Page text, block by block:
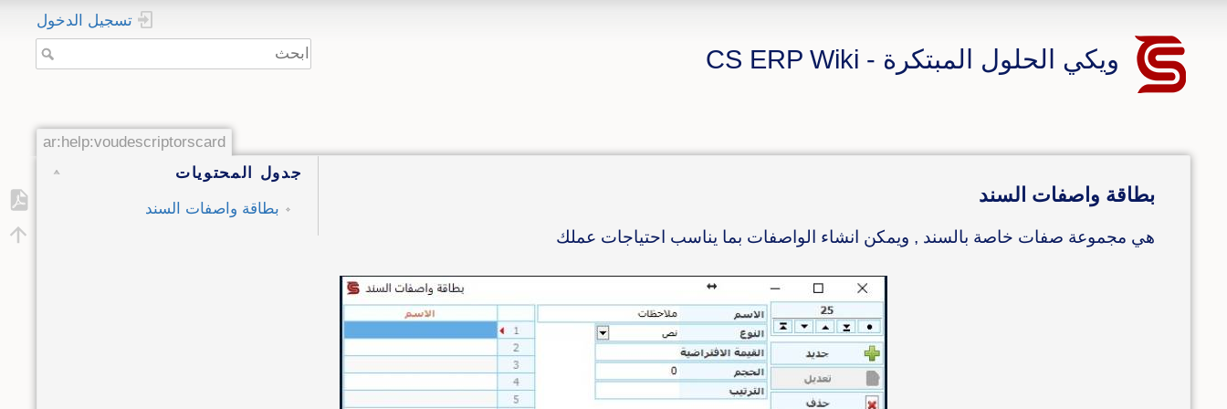
ويكي الحلول المبتكرة - CS ERP Wiki
تسجيل الدخول
ar:help:voudescriptorscard
جدول المحتويات
بطاقة واصفات السند
بطاقة واصفات السند
هي مجموعة صفات خاصة بالسند , ويمكن انشاء الواصفات بما يناسب احتياجات عملك